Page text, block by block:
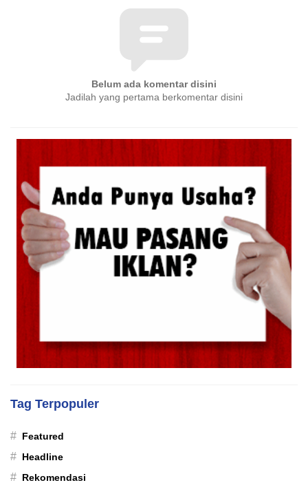
Belum ada komentar disini
Jadilah yang pertama berkomentar disini
Tag Terpopuler
# Featured
# Headline
# Rekomendasi